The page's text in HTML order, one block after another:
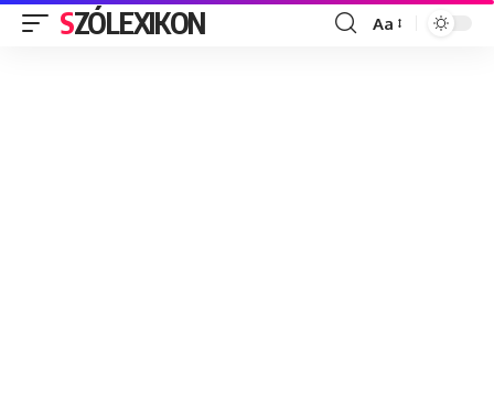
SZÓLEXIKON
Font
Aa